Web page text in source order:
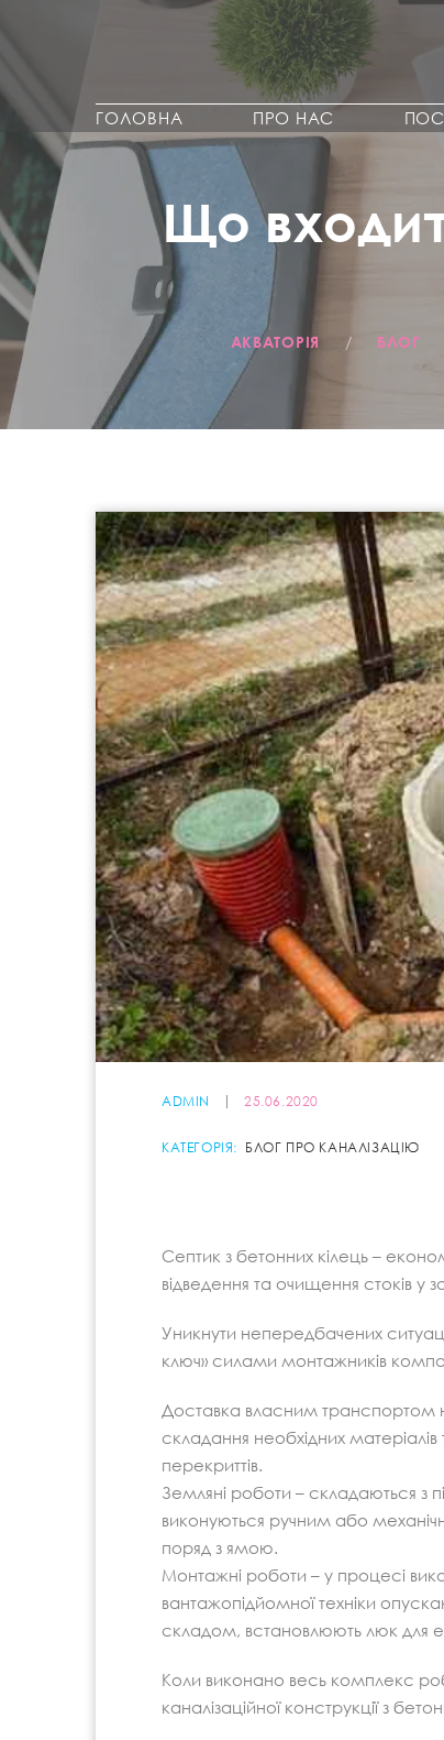
ГОЛОВНА ПРО НАС
Що
АКВАТОРІЯ / БЛОГ
ADMIN 25.06.2020
КАТЕГОРІЯ: БЛОГ ПРО КАНАЛІЗАЦІЮ
Септик з бетонних кілець –
відведення та очищення стоків у
Уникнути непередбачених
ключ» силами монтажників
Доставка власним транспортом
складання необхідних
перекриттів.
Земляні роботи – складаються з
виконуються ручним або
поряд з ямою.
Монтажні роботи – у процесі
вантажопідйомної техніки
складом, встановлюють люк для
Коли виконано весь комплекс
каналізаційної конструкції з